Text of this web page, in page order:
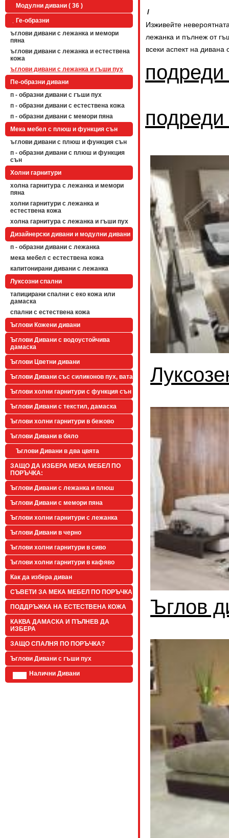
Модулни дивани ( 36 )
Ге-образни
ъглови дивани с лежанка и мемори
пяна
ъглови дивани с лежанка и естествена
кожа
ъглови дивани с лежанка и гъши пух
Пе-образни дивани
п - образни дивани с гъши пух
п - образни дивани с естествена кожа
п - образни дивани с мемори пяна
Мека мебел с плюш и функция сън
ъглови дивани с плюш и функция сън
п - образни дивани с плюш и функция
сън
Холни гарнитури
холна гарнитура с лежанка и мемори
пяна
холни гарнитури с лежанка и
естествена кожа
холна гарнитура с лежанка и гъши пух
Дизайнерски дивани и модулни дивани
п - образни дивани с лежанка
мека мебел с естествена кожа
капитонирани дивани с лежанка
Луксозни спални
тапицирани спални с еко кожа или
дамаска
спални с естествена кожа
Ъглови Кожени дивани
Ъглови Дивани с водоустойчива
дамаска
Ъглови Цветни дивани
Ъглови Дивани със силиконов пух, вата
Ъглови холни гарнитури с функция сън
Ъглови Дивани с текстил, дамаска
Ъглови холни гарнитури в бежово
Ъглови Дивани в бяло
Ъглови Дивани в два цвята
ЗАЩО ДА ИЗБЕРА МЕКА МЕБЕЛ ПО
ПОРЪЧКА:
Ъглови Дивани с лежанка и плюш
Ъглови Дивани с мемори пяна
Ъглови холни гарнитури с лежанка
Ъглови Дивани в черно
Ъглови холни гарнитури в сиво
Ъглови холни гарнитури в кафяво
Как да избера диван
СЪВЕТИ ЗА МЕКА МЕБЕЛ ПО ПОРЪЧКА
ПОДДРЪЖКА НА ЕСТЕСТВЕНА КОЖА
КАКВА ДАМАСКА И ПЪЛНЕВ ДА
ИЗБЕРА
ЗАЩО СПАЛНЯ ПО ПОРЪЧКА?
Ъглови Дивани с гъши пух
Налични Дивани
/
Изживейте
лежанка и пълнеж от
всеки аспект на
Ъглов